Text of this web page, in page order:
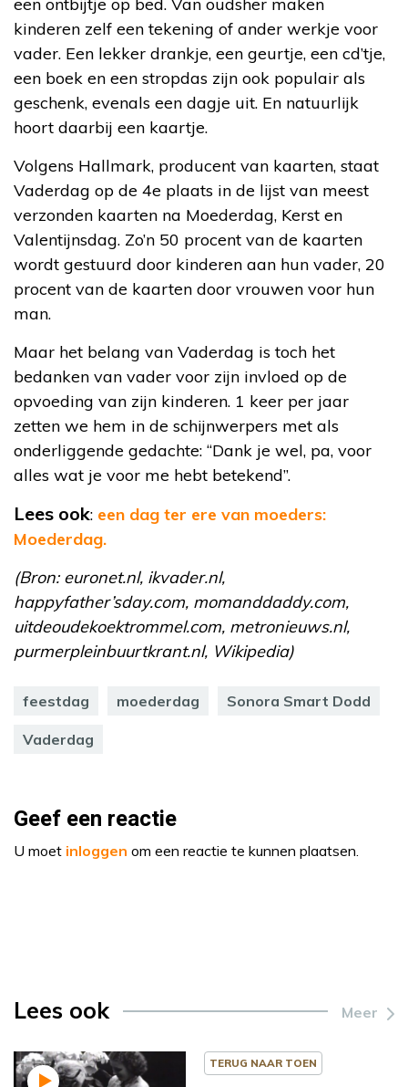
een ontbijtje op bed. Van oudsher maken
kinderen zelf een tekening of ander werkje voor
vader. Een lekker drankje, een geurtje, een cd’tje,
een boek en een stropdas zijn ook populair als
geschenk, evenals een dagje uit. En natuurlijk
hoort daarbij een kaartje.
Volgens Hallmark, producent van kaarten, staat
Vaderdag op de 4e plaats in de lijst van meest
verzonden kaarten na Moederdag, Kerst en
Valentijnsdag. Zo’n 50 procent van de kaarten
wordt gestuurd door kinderen aan hun vader, 20
procent van de kaarten door vrouwen voor hun
man.
Maar het belang van Vaderdag is toch het
bedanken van vader voor zijn invloed op de
opvoeding van zijn kinderen. 1 keer per jaar
zetten we hem in de schijnwerpers met als
onderliggende gedachte: “Dank je wel, pa, voor
alles wat je voor me hebt betekend”.
Lees ook: een dag ter ere van moeders:
Moederdag.
(Bron: euronet.nl, ikvader.nl,
happyfather’sday.com, momanddaddy.com,
uitdeoudekoektrommel.com, metronieuws.nl,
purmerpleinbuurtkrant.nl, Wikipedia)
feestdag moederdag Sonora Smart Dodd
Vaderdag
Geef een reactie
U moet inloggen om een reactie te kunnen plaatsen.
Lees ook Meer
TERUG NAAR TOEN